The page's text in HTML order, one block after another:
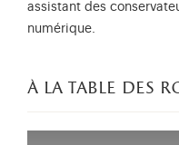
assistant des
numérique.
à la table des